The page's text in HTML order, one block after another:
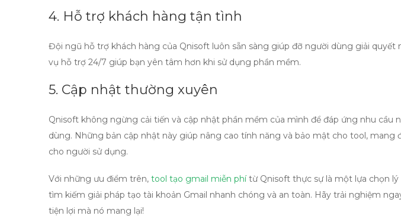
4. Hỗ trợ khách hàng tận tình
Đội ngũ hỗ trợ khách hàng của Qnisoft luôn sẵn sàng giúp đỡ người dùng giải quyết
vụ hỗ trợ 24/7 giúp bạn yên tâm hơn khi sử dụng phần mềm.
5. Cập nhật thường xuyên
Qnisoft không ngừng cải tiến và cập nhật phần mềm của mình để đáp ứng nhu cầu
dùng. Những bản cập nhật này giúp nâng cao tính năng và bảo mật cho tool, mang
cho người sử dụng.
Với những ưu điểm trên, tool tạo gmail miễn phítừ Qnisoft thực sự là một lựa chọn
tìm kiếm giải pháp tạo tài khoản Gmail nhanh chóng và an toàn. Hãy trải nghiệm
tiện lợi mà nó mang lại!